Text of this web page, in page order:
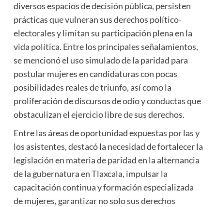
diversos espacios de decisión pública, persisten
prácticas que vulneran sus derechos político-
electorales y limitan su participación plena en la
vida política. Entre los principales señalamientos,
se mencionó el uso simulado de la paridad para
postular mujeres en candidaturas con pocas
posibilidades reales de triunfo, así como la
proliferación de discursos de odio y conductas que
obstaculizan el ejercicio libre de sus derechos.
Entre las áreas de oportunidad expuestas por las y
los asistentes, destacó la necesidad de fortalecer la
legislación en materia de paridad en la alternancia
de la gubernatura en Tlaxcala, impulsar la
capacitación continua y formación especializada
de mujeres, garantizar no solo sus derechos